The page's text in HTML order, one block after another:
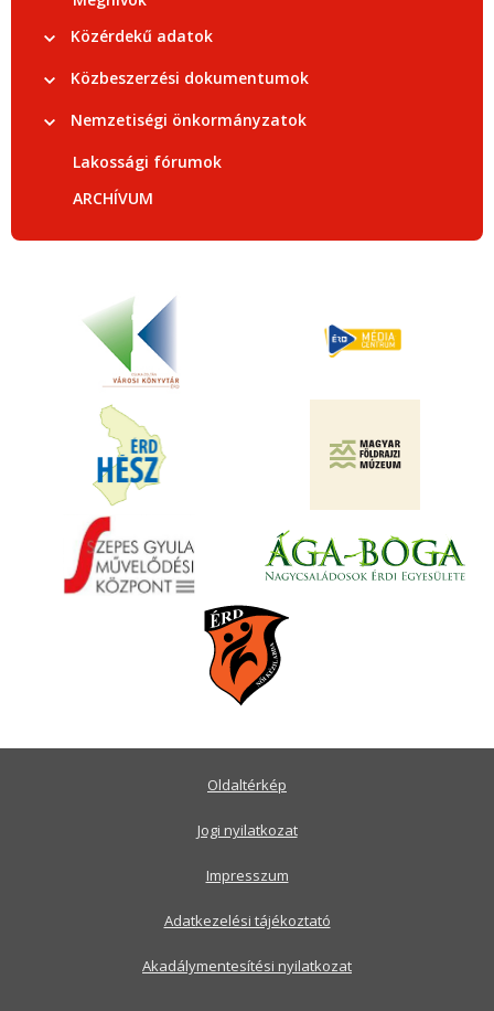
Közérdekű adatok
Közbeszerzési dokumentumok
Nemzetiségi önkormányzatok
Lakossági fórumok
ARCHÍVUM
Oldaltérkép
Jogi nyilatkozat
Impresszum
Adatkezelési tájékoztató
Akadálymentesítési nyilatkozat